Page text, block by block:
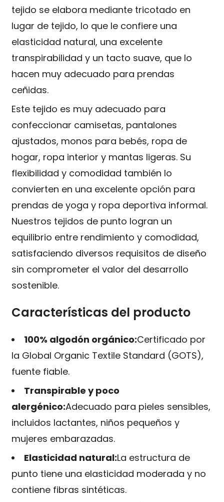
tejido se elabora mediante tricotado en
lugar de tejido, lo que le confiere una
elasticidad natural, una excelente
transpirabilidad y un tacto suave, que lo
hacen muy adecuado para prendas
ceñidas.
Este tejido es muy adecuado para
confeccionar camisetas, pantalones
ajustados, monos para bebés, ropa de
hogar, ropa interior y mantas ligeras. Su
flexibilidad y comodidad también lo
convierten en una excelente opción para
prendas de yoga y ropa deportiva informal.
Nuestros tejidos de punto logran un
equilibrio entre rendimiento y comodidad,
satisfaciendo diversos requisitos de diseño
sin comprometer el valor del desarrollo
sostenible.
Características del producto
100% algodón orgánico:Certificado por
la Global Organic Textile Standard (GOTS),
fuente fiable.
Transpirable y poco
alergénico:Adecuado para pieles sensibles,
incluidos lactantes, niños pequeños y
mujeres embarazadas.
Elasticidad natural:La estructura de
punto tiene una elasticidad moderada y no
contiene fibras sintéticas.